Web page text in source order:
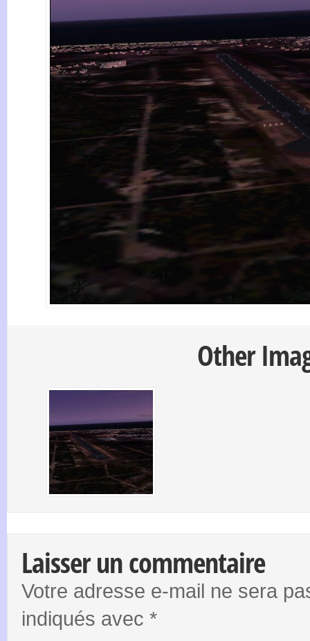
Other
Laisser un commentaire
Votre adresse e-mail ne sera
indiqués avec *